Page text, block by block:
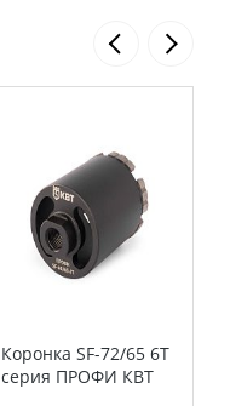
Коронка SF-72/65 6T
серия ПРОФИ КВТ